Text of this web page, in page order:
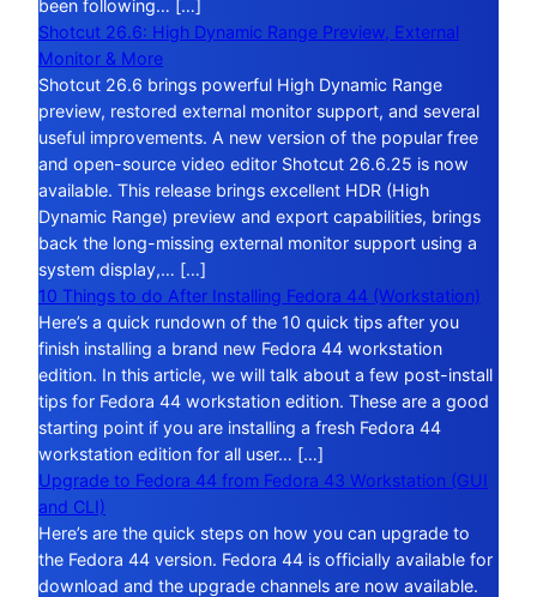
been following… […]
Shotcut 26.6: High Dynamic Range Preview, External
Monitor & More
Shotcut 26.6 brings powerful High Dynamic Range
preview, restored external monitor support, and several
useful improvements. A new version of the popular free
and open-source video editor Shotcut 26.6.25 is now
available. This release brings excellent HDR (High
Dynamic Range) preview and export capabilities, brings
back the long-missing external monitor support using a
system display,… […]
10 Things to do After Installing Fedora 44 (Workstation)
Here’s a quick rundown of the 10 quick tips after you
finish installing a brand new Fedora 44 workstation
edition. In this article, we will talk about a few post-install
tips for Fedora 44 workstation edition. These are a good
starting point if you are installing a fresh Fedora 44
workstation edition for all user… […]
Upgrade to Fedora 44 from Fedora 43 Workstation (GUI
and CLI)
Here’s are the quick steps on how you can upgrade to
the Fedora 44 version. Fedora 44 is officially available for
download and the upgrade channels are now available.